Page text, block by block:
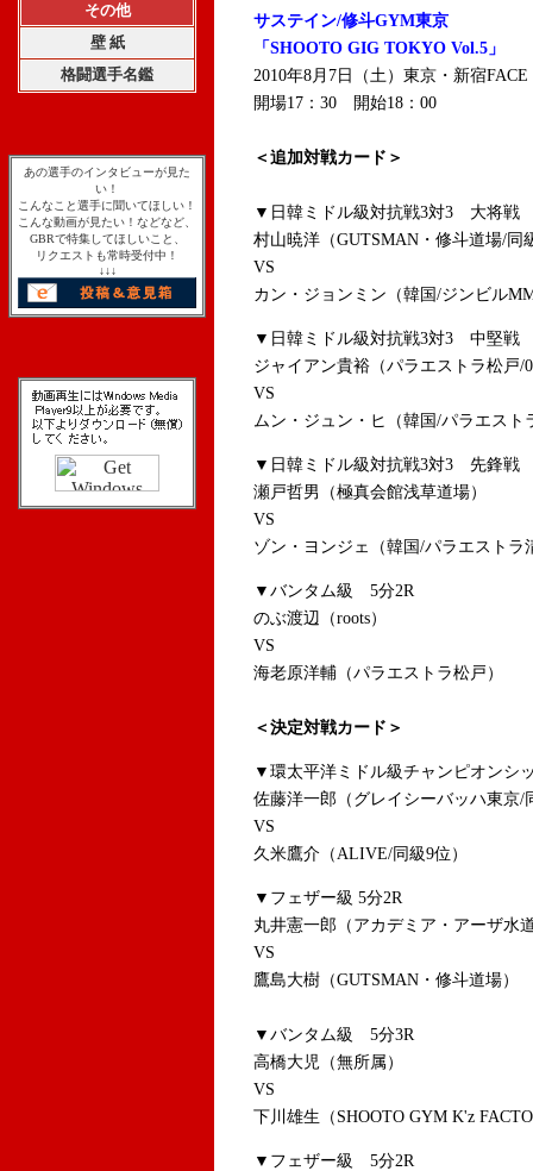
その他
壁 紙
格闘選手名鑑
あの選手のインタビューが見た
い！
こんなこと選手に聞いてほしい！
こんな動画が見たい！などなど、
GBRで特集してほしいこと、
リクエストも常時受付中！
↓↓↓
サステイン/修斗GYM東京
「SHOOTO GIG TOKYO Vol.5」
2010年8月7日（土）東京・新宿FACE
開場17：30 開始18：00
＜追加対戦カード＞
▼日韓ミドル級対抗戦3対3 大将戦
村山暁洋（GUTSMAN・修斗道場/同
VS
カン・ジョンミン（韓国/ジンビル
▼日韓ミドル級対抗戦3対3 中堅戦
ジャイアン貴裕（パラエストラ松戸/
VS
ムン・ジュン・ヒ（韓国/パラエスト
▼日韓ミドル級対抗戦3対3 先鋒戦
瀬戸哲男（極真会館浅草道場）
VS
ゾン・ヨンジェ（韓国/パラエストラ
▼バンタム級 5分2R
のぶ渡辺（roots）
VS
海老原洋輔（パラエストラ松戸）
＜決定対戦カード＞
▼環太平洋ミドル級チャンピオンシ
佐藤洋一郎（グレイシーバッハ東京/
VS
久米鷹介（ALIVE/同級9位）
▼フェザー級 5分2R
丸井憲一郎（アカデミア・アーザ水
VS
鷹島大樹（GUTSMAN・修斗道場）
▼バンタム級 5分3R
高橋大児（無所属）
VS
下川雄生（SHOOTO GYM K'z
▼フェザー級 5分2R